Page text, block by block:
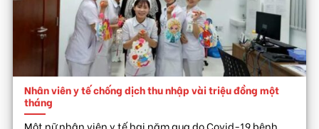
Nhân viên y tế chống dịch thu nhập vài triệu đồng một
tháng